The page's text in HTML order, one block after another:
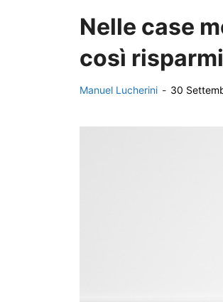
Nelle case
così
Manuel Lucherini - 30